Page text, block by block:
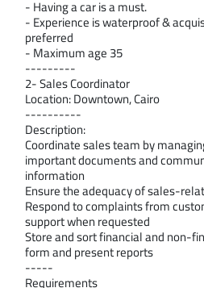
- Having a car is a must.
- Experience is waterproof &
preferred
- Maximum age 35
---------
2- Sales Coordinator
Location: Downtown, Cairo
----------
Description:
Coordinate sales team by
important documents and
information
Ensure the adequacy of sales-
Respond to complaints from
support when requested
Store and sort financial and non-
form and present reports
-----
Requirements